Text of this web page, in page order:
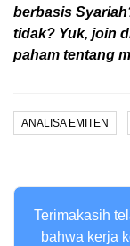
berbasis
tidak? Yuk, join
paham tentang
ANALISA EMITEN
Terimakasih
bahwa kerja